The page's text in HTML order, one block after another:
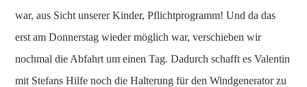
war, aus Sicht unserer Kinder, Pflichtprogramm! Und da das
erst am Donnerstag wieder möglich war, verschieben wir
nochmal die Abfahrt um einen Tag. Dadurch schafft es Valentin
mit Stefans Hilfe noch die Halterung für den Windgenerator zu